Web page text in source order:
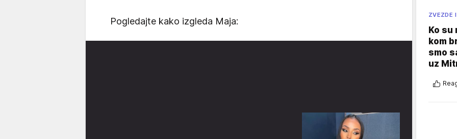
Pogledajte kako izgleda Maja:
ZVEZDE
Ko su
kom
smo
uz